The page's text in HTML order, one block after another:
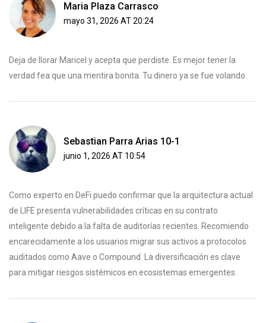
Maria Plaza Carrasco
mayo 31, 2026 AT 20:24
Deja de llorar Maricel y acepta que perdiste. Es mejor tener la
verdad fea que una mentira bonita. Tu dinero ya se fue volando.
Sebastian Parra Arias 10-1
junio 1, 2026 AT 10:54
Como experto en DeFi puedo confirmar que la arquitectura actual
de LIFE presenta vulnerabilidades críticas en su contrato
inteligente debido a la falta de auditorías recientes. Recomiendo
encarecidamente a los usuarios migrar sus activos a protocolos
auditados como Aave o Compound. La diversificación es clave
para mitigar riesgos sistémicos en ecosistemas emergentes.